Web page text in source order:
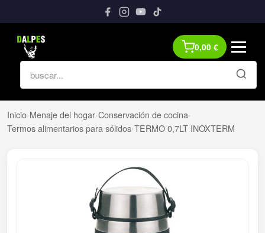
0,00 €
Inicio›Menaje del hogar›Conservación de cocina›
Termos alimentarios para sólidos›TERMO 0,7LT INOXTERM